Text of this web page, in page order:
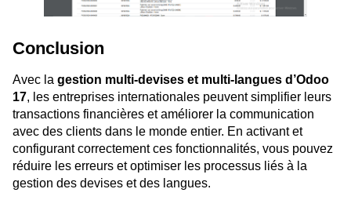
Conclusion
Avec la gestion multi-devises et multi-langues d’Odoo
17, les entreprises internationales peuvent simplifier leurs
transactions financières et améliorer la communication
avec des clients dans le monde entier. En activant et
configurant correctement ces fonctionnalités, vous pouvez
réduire les erreurs et optimiser les processus liés à la
gestion des devises et des langues.